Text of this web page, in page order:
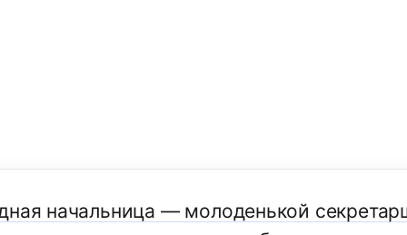
начальница — молоденькой